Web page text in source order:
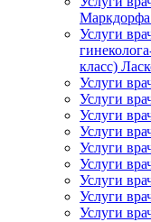
Услуги
класс)
Услуги
Услуги
Услуги
Услуги
Услуги
Услуги
Услуги
Услуги
Услуги